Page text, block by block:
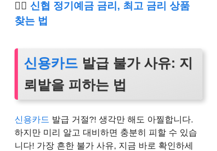
👉🏿 신협 정기예금 금리, 최고 금리 상품
찾는 법
신용카드 발급 불가 사유: 지
뢰밭을 피하는 법
신용카드 발급 거절?! 생각만 해도 아찔합니다.
하지만 미리 알고 대비하면 충분히 피할 수 있습
니다! 가장 흔한 불가 사유, 지금 바로 확인하세